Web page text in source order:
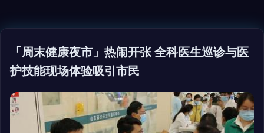
「周末健康夜市」热闹开张 全科医生巡诊与医
护技能现场体验吸引市民